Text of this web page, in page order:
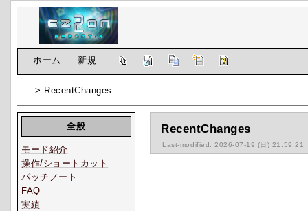
ホーム 新規
> RecentChanges
RecentChanges
Last-modified: 2026-07-19 (日) 21:59:21
全般
モード紹介
操作/ショートカット
パッチノート
FAQ
実績